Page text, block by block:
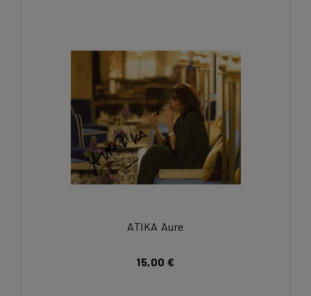
ATIKA Aure
15,00 €